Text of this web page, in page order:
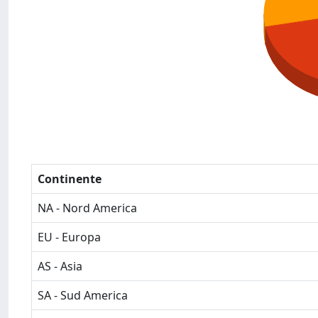
Continente
NA - Nord America
EU - Europa
AS - Asia
SA - Sud America